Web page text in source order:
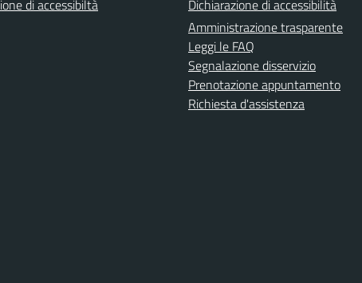
di accessibiltà
Dichiarazione di accessibilità
Amministrazione trasparente
Leggi le FAQ
Segnalazione disservizio
Prenotazione appuntamento
Richiesta d'assistenza